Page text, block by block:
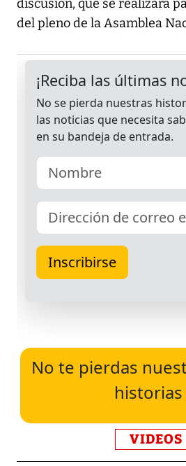
discusión, que se realizará
del pleno de la Asamblea
No te pierdas
historias
VIDEOS